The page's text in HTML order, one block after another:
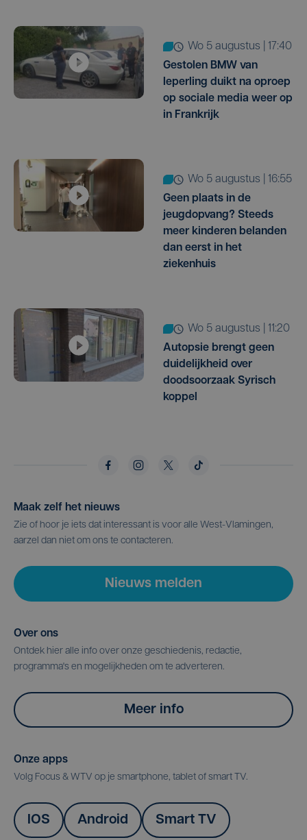
wo 5 augustus | 17:40
Gestolen BMW van
Ieperling duikt na oproep
op sociale media weer op
in Frankrijk
wo 5 augustus | 16:55
Geen plaats in de
jeugdopvang? Steeds
meer kinderen belanden
dan eerst in het
ziekenhuis
wo 5 augustus | 11:20
Autopsie brengt geen
duidelijkheid over
doodsoorzaak Syrisch
koppel
Maak zelf het nieuws
Zie of hoor je iets dat interessant is voor alle West-Vlamingen,
aarzel dan niet om ons te contacteren.
Nieuws melden
Over ons
Ontdek hier alle info over onze geschiedenis, redactie,
programma's en mogelijkheden om te adverteren.
Meer info
Onze apps
Volg Focus & WTV op je smartphone, tablet of smart TV.
IOS Android Smart TV